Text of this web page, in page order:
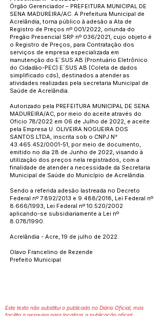
Órgão Gerenciador – PREFEITURA MUNICIPAL DE
SENA MADUREIRA/AC. A Prefeitura Municipal de
Acrelândia, torna público à adesão a Ata de
Registro de Preços nº 001/2022, oriunda do
Pregão Presencial SRP nº 036/2021, cujo objeto é
o Registro de Preços, para Contratação dos
serviços de empresa especializada em
manutenção do E´SUS AB (Prontuário Eletrônico
do Cidadão-PEC) E´SUS AB (Coleta de dados
simplificado cds), destinados a atender as
atividades realizadas pela secretaria Municipal de
Saúde de Acrelândia.
Autorizado pela PREFEITURA MUNICIPAL DE SENA
MADUREIRA/AC, por meio do aceite através do
Oficio 78/2022 em 06 de Julho de 2022, e aceite
pela Empresa U. OLIVEIRA NOGUEIRA DOS
SANTOS LTDA, inscrita sob o CNPJ N°
43.465.452/0001-51, por meio de documento,
emitido no dia 28 de Junho de 2022, visando à
utilização dos preços nela registrados, com a
finalidade de atender a necessidade da Secretaria
Municipal de Saúde do Município de Acrelândia.
Sendo a referida adesão lastreada no Decreto
Federal nº 7.892/2013 e 9.488/2018, Lei Federal nº
8.666/1993, Lei Federal nº 10.520/2002
aplicando-se subsidiariamente a Lei nº
8.078/1990.
Acrelândia - Acre, 19 de julho de 2022.
Olavo Francelino de Rezende
Prefeito Municipal
Este texto não substitui o publicado no Diário Oficial, mas